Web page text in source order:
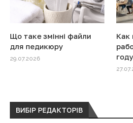
Що таке змінні файли
для педикюру
29.07.2026
Как
ВИБІР РЕДАКТОРІВ